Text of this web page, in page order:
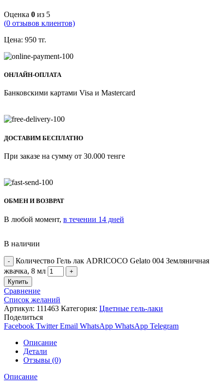
Оценка 0 из 5
(0 отзывов клиентов)
Цена: 950 тг.
ОНЛАЙН-ОПЛАТА
Банковскими картами Visa и Mastercard
ДОСТАВИМ БЕСПЛАТНО
При заказе на сумму от 30.000 тенге
ОБМЕН И ВОЗВРАТ
В любой момент, в течении 14 дней
В наличии
Количество Гель лак ADRICOCO Gelato 004 Земляничная
жвачка, 8 мл
Купить
Сравнение
Список желаний
Артикул: 111463 Категория: Цветные гель-лаки
Поделиться
Facebook Twitter Email WhatsApp WhatsApp Telegram
Описание
Детали
Отзывы (0)
Описание